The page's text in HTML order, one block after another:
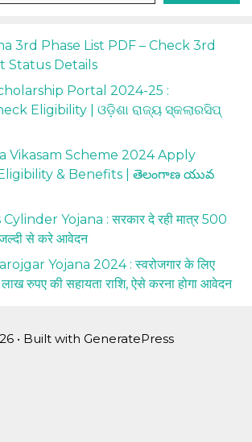
3rd Phase List PDF – Check 3rd
Status Details
Portal 2024-25 :
Eligibility | ଓଡ଼ିଶା ରାଜ୍ୟ ସ୍କଲାରସିପ୍
Vikasam Scheme 2024 Apply
& Benefits | తెలంగాణ యువ
Yojana : सरकार दे रही मात्र 500
से करे आवेदन
Yojana 2024 : स्वरोजगार के लिए
रुपए की सहायता राशि, ऐसे करना होगा आवेदन
• Built with GeneratePress